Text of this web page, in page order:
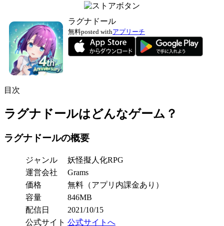
ラグナドール
無料posted withアプリーチ
目次
ラグナドールはどんなゲーム？
ラグナドールの概要
ジャンル
妖怪擬人化RPG
運営会社
Grams
価格
無料（アプリ内課金あり）
容量
846MB
配信日
2021/10/15
公式サイト 公式サイトへ